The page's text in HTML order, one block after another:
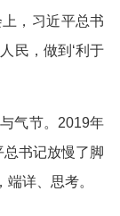
，习近平总书
民，做到‘利于
气节。2019年
书记放慢了脚
详、思考。